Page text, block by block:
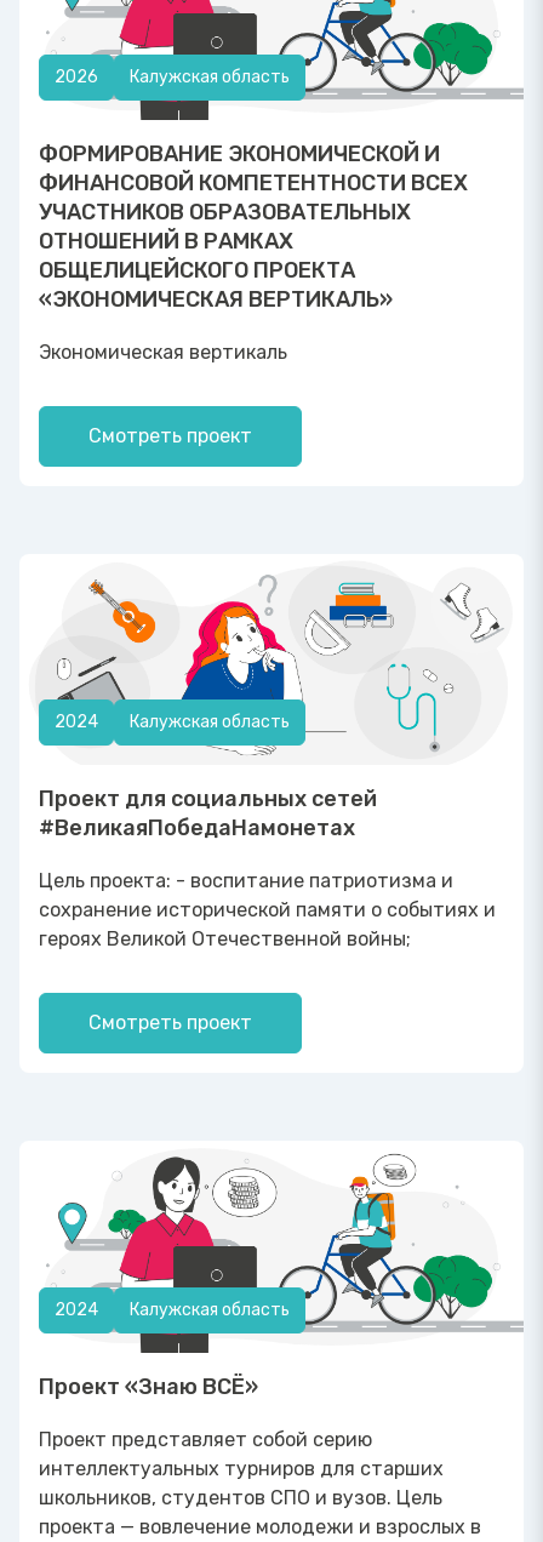
2026 Калужская область
ФОРМИРОВАНИЕ ЭКОНОМИЧЕСКОЙ И
ФИНАНСОВОЙ КОМПЕТЕНТНОСТИ ВСЕХ
УЧАСТНИКОВ ОБРАЗОВАТЕЛЬНЫХ
ОТНОШЕНИЙ В РАМКАХ
ОБЩЕЛИЦЕЙСКОГО ПРОЕКТА
«ЭКОНОМИЧЕСКАЯ ВЕРТИКАЛЬ»
Экономическая вертикаль
Смотреть проект
2024 Калужская область
Проект для социальных сетей
#ВеликаяПобедаНамонетах
Цель проекта: - воспитание патриотизма и
сохранение исторической памяти о событиях и
героях Великой Отечественной войны;
Смотреть проект
2024 Калужская область
Проект «Знаю ВСЁ»
Проект представляет собой серию
интеллектуальных турниров для старших
школьников, студентов СПО и вузов. Цель
проекта — вовлечение молодежи и взрослых в